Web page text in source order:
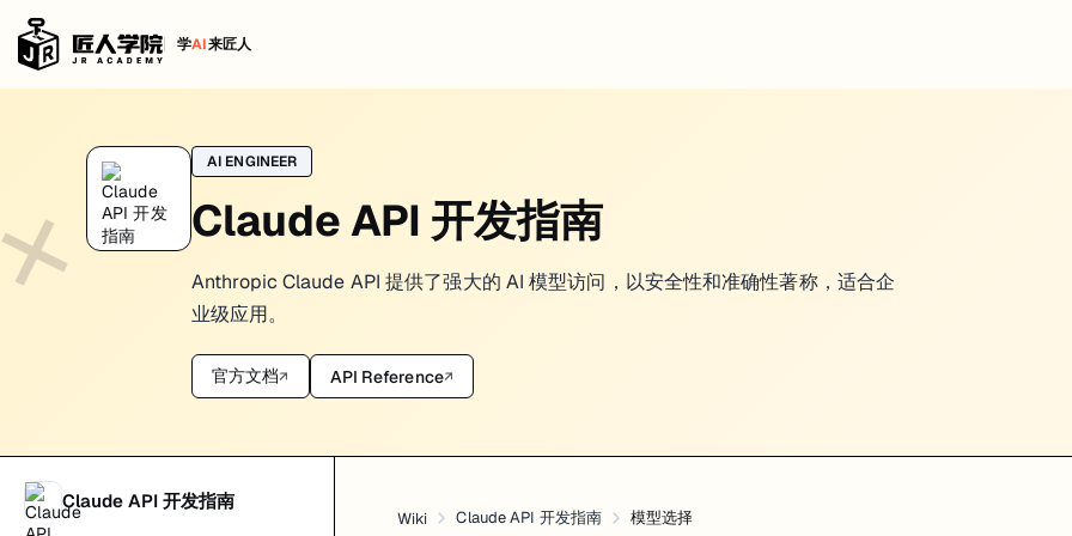
学AI来匠人
这页最重要的更新只有一件事：Anthropic 的主线模型已经不是“Claude 3 系列”，而是
当前主线模型
按 Anthropic 官方 models overview，目前你至少应该优先关注这些：
定位
高性能通用主力
大多数开发、agent、长文档和日常业务
更强推理与复杂任务
高价值复杂分析、深度研究、难题编码
先看能力边界，不要只看名字
AI ENGINEER
Claude API 开发指南
Anthropic Claude API 提供了强大的 AI 模型访问，以安全性和准确性著称，适合企
业级应用。
官方文档↗ API Reference↗
Claude API 开发指南
Wiki Claude API 开发指南 模型选择